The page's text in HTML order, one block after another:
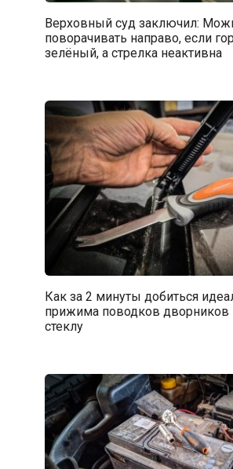
Верховный суд заключил:
поворачивать направо, если
зелёный, а стрелка неактивна
Как за 2 минуты добиться
прижима поводков дворников
стеклу